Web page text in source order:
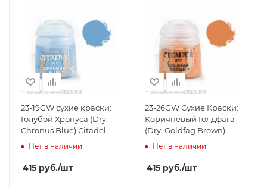
23-19GW сухие краски:
Голубой Хронуса (Dry:
Chronus Blue) Citadel
Нет в наличии
415 руб./шт
23-26GW Сухие Краски:
Коричневый Голдфага
(Dry: Goldfag Brown)
Citadel
Нет в наличии
415 руб./шт